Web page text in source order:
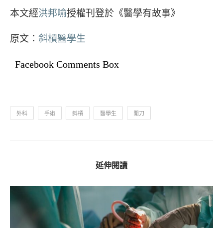
本文經洪邦喻授權刊登於《醫學有故事》
原文： 斜槓醫學生
Facebook Comments Box
外科 手術 斜槓 醫學生 開刀
延伸閱讀